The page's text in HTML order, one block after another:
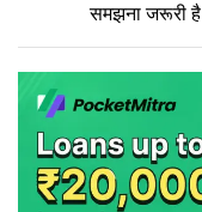
समझना जरूरी